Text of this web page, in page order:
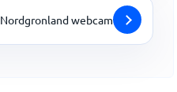
Nordgronland webcam